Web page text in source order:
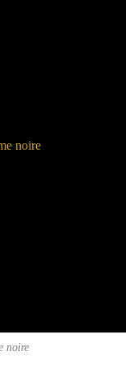
noire